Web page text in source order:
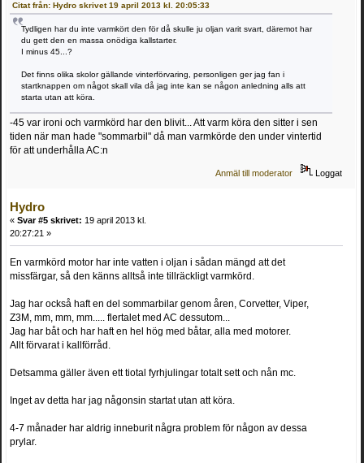
Citat från: Hydro skrivet 19 april 2013 kl. 20:05:33
Tydligen har du inte varmkört den för då skulle ju oljan varit svart, däremot har
du gett den en massa onödiga kallstarter.
I minus 45...?
Det finns olika skolor gällande vinterförvaring, personligen ger jag fan i
startknappen om något skall vila då jag inte kan se någon anledning alls att
starta utan att köra.
-45 var ironi och varmkörd har den blivit... Att varm köra den sitter i sen
tiden när man hade "sommarbil" då man varmkörde den under vintertid
för att underhålla AC:n
Anmäl till moderator Loggat
Hydro
« Svar #5 skrivet: 19 april 2013 kl.
20:27:21 »
En varmkörd motor har inte vatten i oljan i sådan mängd att det
missfärgar, så den känns alltså inte tillräckligt varmkörd.
Jag har också haft en del sommarbilar genom åren, Corvetter, Viper,
Z3M, mm, mm, mm..... flertalet med AC dessutom...
Jag har båt och har haft en hel hög med båtar, alla med motorer.
Allt förvarat i kallförråd.
Detsamma gäller även ett tiotal fyrhjulingar totalt sett och nån mc.
Inget av detta har jag någonsin startat utan att köra.
4-7 månader har aldrig inneburit några problem för någon av dessa
prylar.